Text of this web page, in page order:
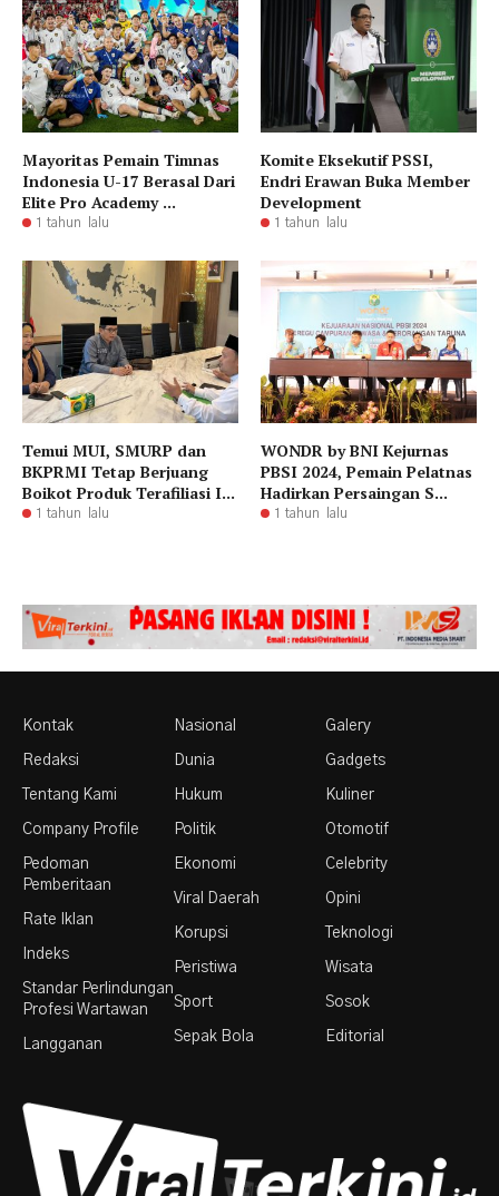
Mayoritas Pemain Timnas
Indonesia U-17 Berasal Dari
Elite Pro Academy ...
1 tahun lalu
Komite Eksekutif PSSI,
Endri Erawan Buka Member
Development
1 tahun lalu
Temui MUI, SMURP dan
BKPRMI Tetap Berjuang
Boikot Produk Terafiliasi I...
1 tahun lalu
WONDR by BNI Kejurnas
PBSI 2024, Pemain Pelatnas
Hadirkan Persaingan S...
1 tahun lalu
Kontak
Redaksi
Tentang Kami
Company Profile
Pedoman
Pemberitaan
Rate Iklan
Indeks
Standar Perlindungan
Profesi Wartawan
Langganan
Nasional
Dunia
Hukum
Politik
Ekonomi
Viral Daerah
Korupsi
Peristiwa
Sport
Sepak Bola
Galery
Gadgets
Kuliner
Otomotif
Celebrity
Opini
Teknologi
Wisata
Sosok
Editorial